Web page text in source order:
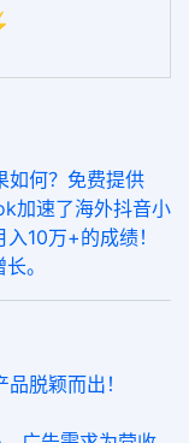
如何？免费提供
加速了海外抖音小
10万+的成绩！
。
脱颖而出！